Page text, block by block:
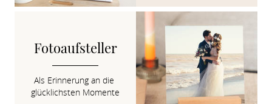
Fotoaufsteller
Als Erinnerung an die
glücklichsten Momente